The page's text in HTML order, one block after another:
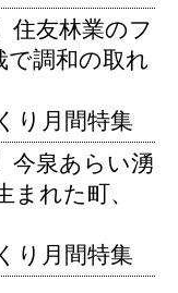
住友林業のフ
で調和の取れ
り月間特集
今泉あらい湧
まれた町、
り月間特集